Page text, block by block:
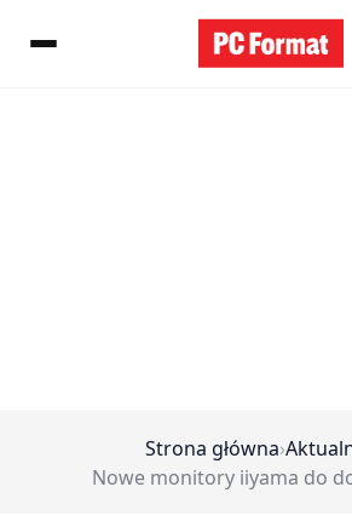
Strona główna›
Nowe monitory iiyama do